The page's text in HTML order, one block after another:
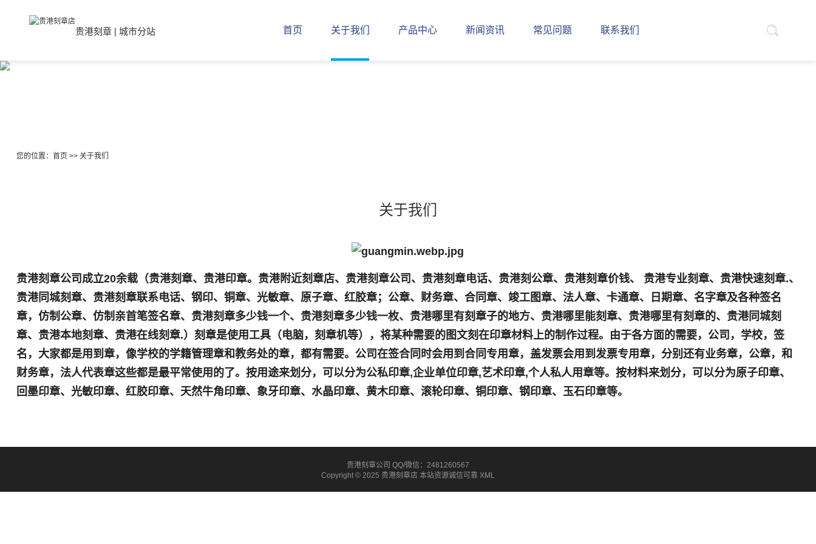
贵港刻章 | 城市分站 首页 关于我们 产品中心 新闻资讯 常见问题 联系我们
您的位置： 首页>> 关于我们
关于我们
贵港刻章公司成立20余载（贵港刻章、贵港印章。贵港附近刻章店、贵港刻章公司、贵港刻章电话、贵港刻公章、贵港刻章价钱、 贵港专业刻章、贵港快速刻章.、
贵港同城刻章、贵港刻章联系电话、钢印、铜章、光敏章、原子章、红胶章；公章、财务章、合同章、竣工图章、法人章、卡通章、日期章、名字章及各种签名
章，仿制公章、仿制亲首笔签名章、贵港刻章多少钱一个、贵港刻章多少钱一枚、贵港哪里有刻章子的地方、贵港哪里能刻章、贵港哪里有刻章的、贵港同城刻
章、贵港本地刻章、贵港在线刻章.）刻章是使用工具（电脑，刻章机等），将某种需要的图文刻在印章材料上的制作过程。由于各方面的需要，公司，学校，签
名，大家都是用到章，像学校的学籍管理章和教务处的章，都有需要。公司在签合同时会用到合同专用章，盖发票会用到发票专用章，分别还有业务章，公章，和
财务章，法人代表章这些都是最平常使用的了。按用途来划分，可以分为公私印章,企业单位印章,艺术印章,个人私人用章等。按材料来划分，可以分为原子印章、
回墨印章、光敏印章、红胶印章、天然牛角印章、象牙印章、水晶印章、黄木印章、滚轮印章、铜印章、钢印章、玉石印章等。
贵港刻章公司 QQ/微信：2481260567
Copyright © 2025 贵港刻章店 本站资源诚信可靠 XML